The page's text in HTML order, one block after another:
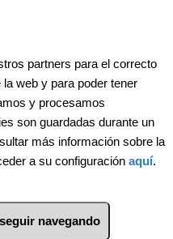
(Alicante)
partners para el correcto
web y para poder tener
y procesamos
son guardadas durante un
más información sobre la
a su configuración aquí.
navegando